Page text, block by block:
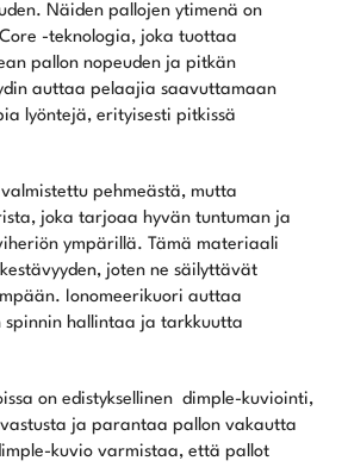
Näiden pallojen ytimenä on
-teknologia, joka tuottaa
pallon nopeuden ja pitkän
auttaa pelaajia saavuttamaan
lyöntejä, erityisesti pitkissä
valmistettu pehmeästä, mutta
joka tarjoaa hyvän tuntuman ja
ympärillä. Tämä materiaali
joten ne säilyttävät
Ionomeerikuori auttaa
hallintaa ja tarkkuutta
on edistyksellinen dimple-kuviointi,
ja parantaa pallon vakautta
kuvio varmistaa, että pallot